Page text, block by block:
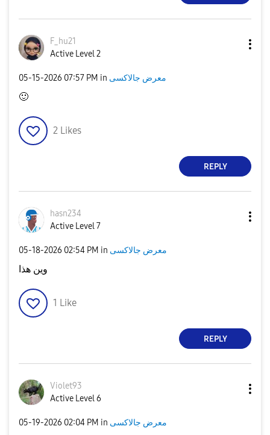
F_hu21
Active Level 2
‎05-15-2026 07:57 PM in معرض جالاكسى
🙂
2 Likes
REPLY
hasn234
Active Level 7
‎05-18-2026 02:54 PM in معرض جالاكسى
وين هذا
1 Like
REPLY
Violet93
Active Level 6
‎05-19-2026 02:04 PM in معرض جالاكسى